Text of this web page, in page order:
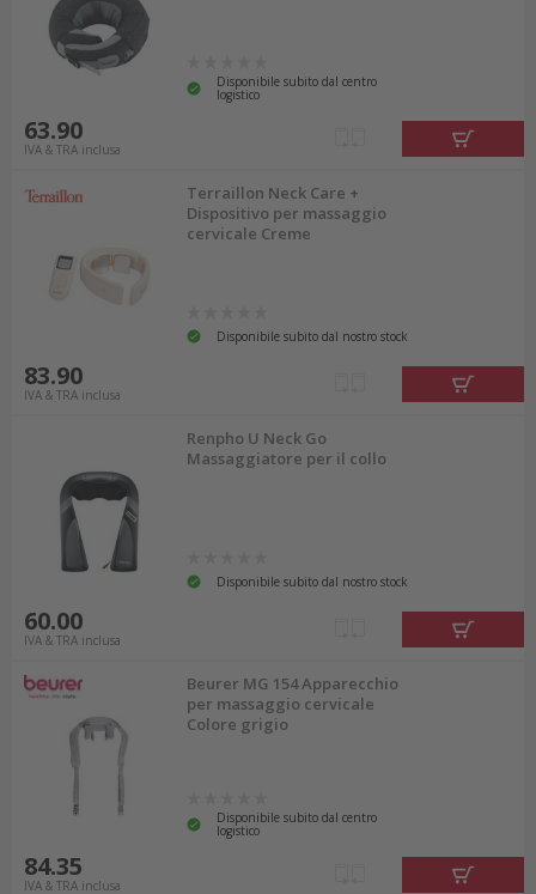
Disponibile subito dal centro
logistico
63.90
IVA & TRA inclusa
Terraillon Neck Care +
Dispositivo per massaggio
cervicale Creme
Disponibile subito dal nostro stock
83.90
IVA & TRA inclusa
Renpho U Neck Go
Massaggiatore per il collo
Disponibile subito dal nostro stock
60.00
IVA & TRA inclusa
Beurer MG 154 Apparecchio
per massaggio cervicale
Colore grigio
Disponibile subito dal centro
logistico
84.35
IVA & TRA inclusa